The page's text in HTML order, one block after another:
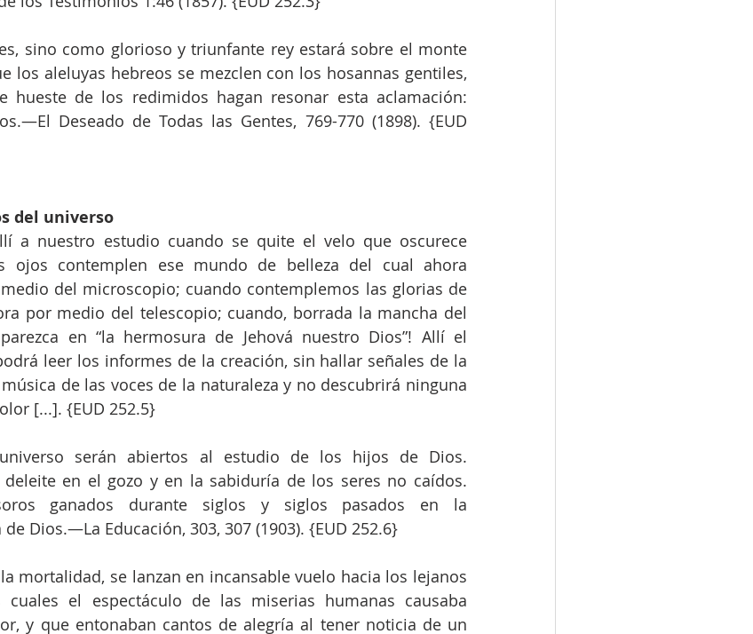
sino como glorioso y triunfante rey estará sobre el monte
los aleluyas hebreos se mezclen con los hosannas gentiles,
hueste de los redimidos hagan resonar esta aclamación:
Deseado de Todas las Gentes, 769-770 (1898). {EUD
del universo
a nuestro estudio cuando se quite el velo que oscurece
ojos contemplen ese mundo de belleza del cual ahora
del microscopio; cuando contemplemos las glorias de
por medio del telescopio; cuando, borrada la mancha del
en “la hermosura de Jehová nuestro Dios”! Allí el
leer los informes de la creación, sin hallar señales de la
de las voces de la naturaleza y no descubrirá ninguna
[...]. {EUD 252.5}
serán abiertos al estudio de los hijos de Dios.
en el gozo y en la sabiduría de los seres no caídos.
ganados durante siglos y siglos pasados en la
Dios.—La Educación, 303, 307 (1903). {EUD 252.6}
mortalidad, se lanzan en incansable vuelo hacia los lejanos
el espectáculo de las miserias humanas causaba
y que entonaban cantos de alegría al tener noticia de un